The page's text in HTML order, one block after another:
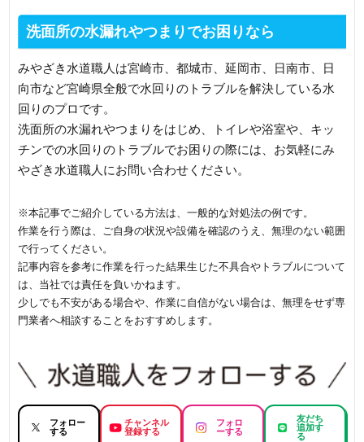
洗面所の水漏れやつまりでお困りなら
みやざき水道職人は宮崎市、都城市、延岡市、日南市、日
向市など宮崎県全般で水回りのトラブルを解決している水
回りのプロです。
洗面所の水漏れやつまりをはじめ、トイレや浴室や、キッ
チンでの水回りのトラブルでお困りの際には、お気軽にみ
やざき水道職人にお問い合わせください。
※本記事でご紹介している方法は、一般的な対処法の例です。
作業を行う際は、ご自身の状況や設備を確認のうえ、無理のない範囲
で行ってください。
記事内容を参考に作業を行った結果生じた不具合やトラブルについて
は、当社では責任を負いかねます。
少しでも不安がある場合や、作業に自信がない場合は、無理をせず専
門業者へ相談することをおすすめします。
フォロー
する
チャンネル
登録する
フォロ
ーする
友だち
追加す
る